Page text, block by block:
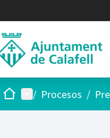
InicioMenú principal
/ Procesos /